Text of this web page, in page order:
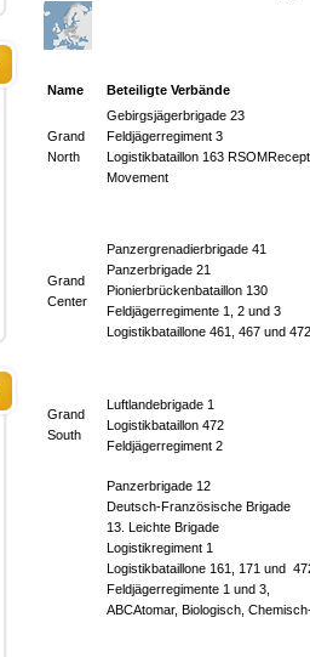
Name Beteiligte Verbände
Grand
North
Gebirgsjägerbrigade 23
Feldjägerregiment 3
Logistikbataillon 163 RSOM
Movement
Grand
Center
Panzergrenadierbrigade 41
Panzerbrigade 21
Pionierbrückenbataillon 130
Feldjägerregimente 1, 2 und 3
Logistikbataillone 461, 467 und 472
Grand
South
Luftlandebrigade 1
Logistikbataillon 472
Feldjägerregiment 2
Panzerbrigade 12
Deutsch-Französische Brigade
13. Leichte Brigade
Logistikregiment 1
Logistikbataillone 161, 171 und
Feldjägerregimente 1 und 3,
ABCAtomar, Biologisch, Chemisch